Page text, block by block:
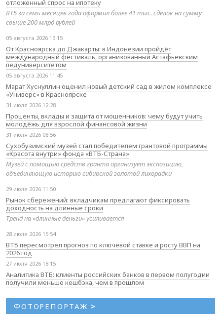
отложенный спрос на ипотеку
ВТБ за семь месяцев года оформил более 41 тыс. сделок на сумму
свыше 200 млрд рублей
05 августа 2026 13:15
От Красноярска до Джакарты: в Индонезии пройдёт
международный фестиваль, организованный Астафьевским
педуниверситетом
05 августа 2026 11:45
Марат Хуснуллин оценил новый детский сад в жилом комплексе
«Универс» в Красноярске
31 июля 2026 12:28
Проценты, вклады и защита от мошенников: чему будут учить
молодёжь для взрослой финансовой жизни
31 июля 2026 08:56
Сухобузимский музей стал победителем грантовой программы
«Красота внутри» фонда «ВТБ-Страна»
Музей с помощью средств гранта организует экспозицию,
объединяющую историю сибирской золотой лихорадки
29 июля 2026 11:50
Рынок сбережений: вкладчикам предлагают фиксировать
доходность на длинные сроки
Тренд на «длинные деньги» усиливается
28 июля 2026 15:54
ВТБ пересмотрел прогноз по ключевой ставке и росту ВВП на
2026 год
27 июля 2026 18:15
Аналитика ВТБ: клиенты российских банков в первом полугодии
получили меньше кешбэка, чем в прошлом
ФОТОРЕПОРТАЖ >